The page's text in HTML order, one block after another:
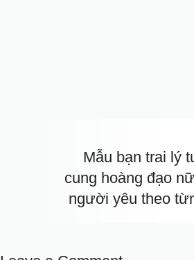
Mẫu bạn trai lý
cung hoàng đạo
người yêu theo